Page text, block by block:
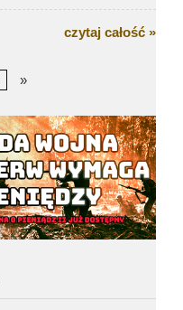
czytaj całość »
»